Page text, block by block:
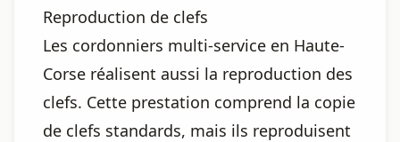
Reproduction de clefs
Les cordonniers multi-service en Haute-
Corse réalisent aussi la reproduction des
clefs. Cette prestation comprend la copie
de clefs standards, mais ils reproduisent